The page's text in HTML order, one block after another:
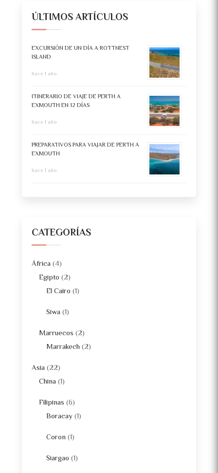
ÚLTIMOS ARTÍCULOS
EXCURSIÓN DE UN DÍA A ROTTNEST
ISLAND
hace 1 año
ITINERARIO DE VIAJE DE PERTH A
EXMOUTH EN 12 DÍAS
hace 1 año
PREPARATIVOS PARA VIAJAR DE PERTH A
EXMOUTH
hace 1 año
CATEGORÍAS
África (4)
Egipto (2)
El Cairo (1)
Siwa (1)
Marruecos (2)
Marrakech (2)
Asia (22)
China (1)
Filipinas (6)
Boracay (1)
Coron (1)
Siargao (1)